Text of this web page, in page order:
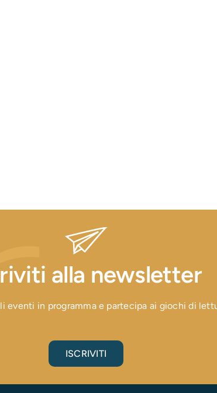
alla newsletter
eventi in programma e partecipa ai giochi di
ISCRIVITI